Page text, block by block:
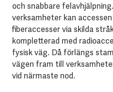
och snabbare
verksamheter kan
fiberaccesser via skilda
kompletterad med
fysisk väg. Då förlängs
vägen fram till
vid närmaste nod.